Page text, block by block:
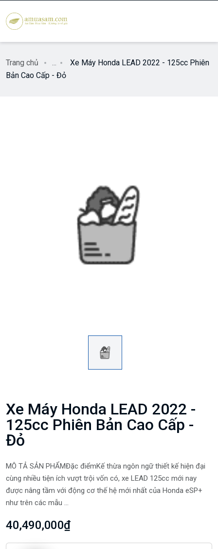
Trang chủ ...
Xe Máy Honda LEAD 2022 - 125cc Phiên
Bản Cao Cấp - Đỏ
Xe Máy Honda LEAD 2022 -
125cc Phiên Bản Cao Cấp -
Đỏ
MÔ TẢ SẢN PHẨMĐặc điểmKế thừa ngôn ngữ thiết kế hiện đại
cùng nhiều tiện ích vượt trội vốn có, xe LEAD 125cc mới nay
được nâng tầm với động cơ thế hệ mới nhất của Honda eSP+
như trên các mẫu ...
40,490,000₫